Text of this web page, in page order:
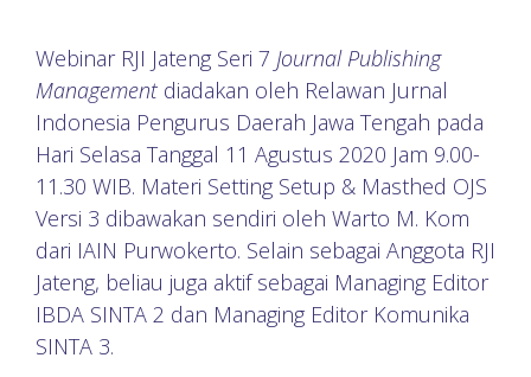
Webinar RJI Jateng Seri 7 Journal Publishing
Management diadakan oleh Relawan Jurnal
Indonesia Pengurus Daerah Jawa Tengah pada
Hari Selasa Tanggal 11 Agustus 2020 Jam 9.00-
11.30 WIB. Materi Setting Setup & Masthed OJS
Versi 3 dibawakan sendiri oleh Warto M. Kom
dari IAIN Purwokerto. Selain sebagai Anggota RJI
Jateng, beliau juga aktif sebagai Managing Editor
IBDA SINTA 2 dan Managing Editor Komunika
SINTA 3.